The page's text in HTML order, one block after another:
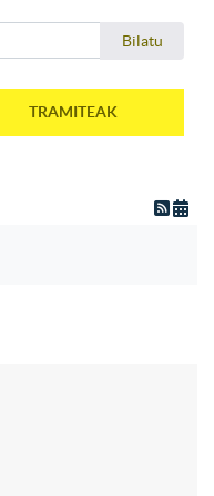
Bilatu
TRAMITEAK